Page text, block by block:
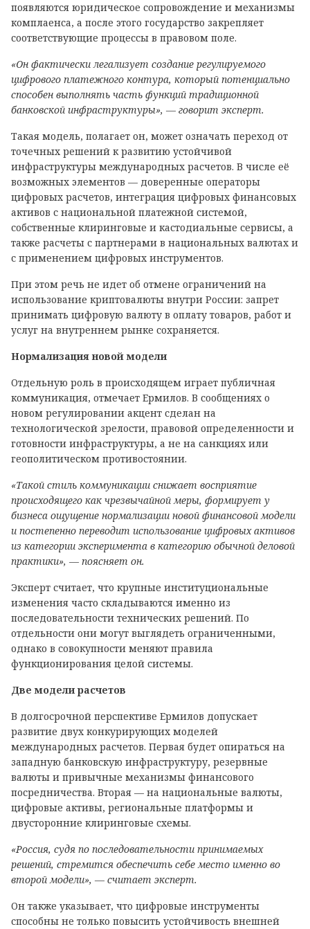
появляются юридическое сопровождение и механизмы
комплаенса, а после этого государство закрепляет
соответствующие процессы в правовом поле.
«Он фактически легализует создание регулируемого
цифрового платежного контура, который потенциально
способен выполнять часть функций традиционной
банковской инфраструктуры», — говорит эксперт.
Такая модель, полагает он, может означать переход от
точечных решений к развитию устойчивой
инфраструктуры международных расчетов. В числе её
возможных элементов — доверенные операторы
цифровых расчетов, интеграция цифровых финансовых
активов с национальной платежной системой,
собственные клиринговые и кастодиальные сервисы, а
также расчеты с партнерами в национальных валютах и
с применением цифровых инструментов.
При этом речь не идет об отмене ограничений на
использование криптовалюты внутри России: запрет
принимать цифровую валюту в оплату товаров, работ и
услуг на внутреннем рынке сохраняется.
Нормализация новой модели
Отдельную роль в происходящем играет публичная
коммуникация, отмечает Ермилов. В сообщениях о
новом регулировании акцент сделан на
технологической зрелости, правовой определенности и
готовности инфраструктуры, а не на санкциях или
геополитическом противостоянии.
«Такой стиль коммуникации снижает восприятие
происходящего как чрезвычайной меры, формирует у
бизнеса ощущение нормализации новой финансовой модели
и постепенно переводит использование цифровых активов
из категории эксперимента в категорию обычной деловой
практики», — поясняет он.
Эксперт считает, что крупные институциональные
изменения часто складываются именно из
последовательности технических решений. По
отдельности они могут выглядеть ограниченными,
однако в совокупности меняют правила
функционирования целой системы.
Две модели расчетов
В долгосрочной перспективе Ермилов допускает
развитие двух конкурирующих моделей
международных расчетов. Первая будет опираться на
западную банковскую инфраструктуру, резервные
валюты и привычные механизмы финансового
посредничества. Вторая — на национальные валюты,
цифровые активы, региональные платформы и
двусторонние клиринговые схемы.
«Россия, судя по последовательности принимаемых
решений, стремится обеспечить себе место именно во
второй модели», — считает эксперт.
Он также указывает, что цифровые инструменты
способны не только повысить устойчивость внешней